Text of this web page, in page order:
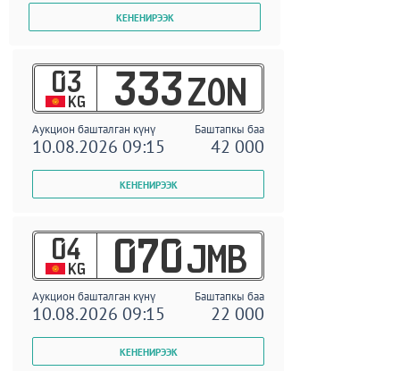
03
KG 333 ZON
Аукцион башталган күнү Баштапкы баа
10.08.2026 09:15 42 000
04
KG 070 JMB
Аукцион башталган күнү Баштапкы баа
10.08.2026 09:15 22 000